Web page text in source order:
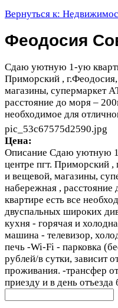
Вернуться к:
Феодосия
Сдаю уютную 1-ую
Приморский ,
магазины, супермаркет
расстояние до моря –
необходимое для
pic_53c67575d2590.jpg
Цена:
Описание Сдаю уютную
центре пгт. Приморский
и вещевой, магазины,
набережная ,
квартире есть все
двуспальных широких
кухня - горячая и
машина - телевизор,
печь -Wi-Fi - парковка
рублей/в сутки, зависит
проживания. -трансфер
приезду и в день отъезда